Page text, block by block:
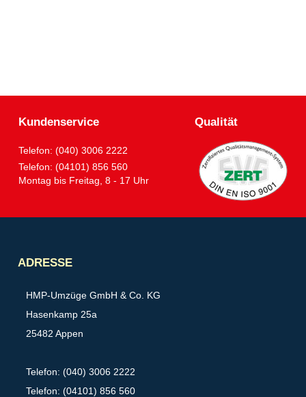
Kundenservice
Telefon: (040) 3006 2222
Telefon: (04101) 856 560
Montag bis Freitag, 8 - 17 Uhr
Qualität
ADRESSE
HMP-Umzüge GmbH & Co. KG
Hasenkamp 25a
25482 Appen
Telefon: (040) 3006 2222
Telefon: (04101) 856 560